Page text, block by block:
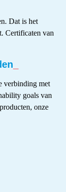
Dat is het
Certificaten van
verbinding met
goals van
onze